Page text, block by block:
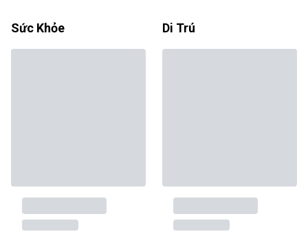
Sức Khỏe Di Trú